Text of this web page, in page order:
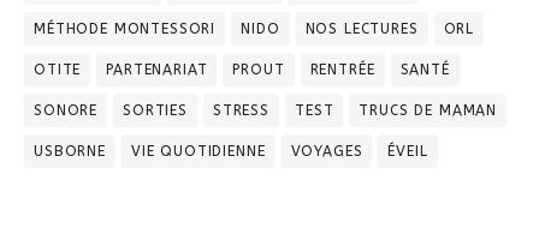
MÉTHODE MONTESSORI NIDO NOS LECTURES ORL
OTITE PARTENARIAT PROUT RENTRÉE SANTÉ
SONORE SORTIES STRESS TEST TRUCS DE MAMAN
USBORNE VIE QUOTIDIENNE VOYAGES ÉVEIL